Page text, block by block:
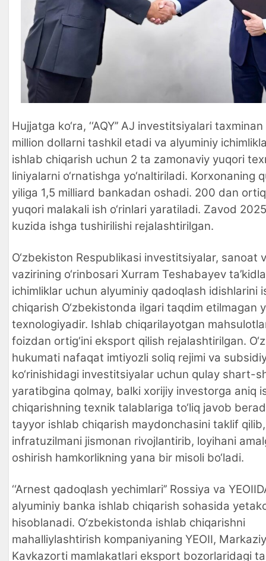
Hujjatga ko‘ra, ‘‘AQY’’ AJ investitsiyalari
million dollarni tashkil etadi va alyuminiy
ishlab chiqarish uchun 2 ta zamonaviy yuqori
liniyalarni o‘rnatishga yo‘naltiriladi. Korxonaning
yiliga 1,5 milliard bankadan oshadi. 200 dan
yuqori malakali ish o‘rinlari yaratiladi. Zavod
kuzida ishga tushirilishi rejalashtirilgan.
O‘zbekiston Respublikasi investitsiyalar, sanoat
vazirining o‘rinbosari Xurram Teshabayev
ichimliklar uchun alyuminiy qadoqlash idishlarini
chiqarish O‘zbekistonda ilgari taqdim etilmagan
texnologiyadir. Ishlab chiqarilayotgan
foizdan ortig‘ini eksport qilish rejalashtirilgan.
hukumati nafaqat imtiyozli soliq rejimi va
ko‘rinishidagi investitsiyalar uchun qulay shart-
yaratibgina qolmay, balki xorijiy investorga aniq
chiqarishning texnik talablariga to‘liq javob
tayyor ishlab chiqarish maydonchasini taklif qilib,
infratuzilmani jismonan rivojlantirib, loyihani
oshirish hamkorlikning yana bir misoli bo‘ladi.
‘‘Arnest qadoqlash yechimlari’’ Rossiya va
alyuminiy banka ishlab chiqarish sohasida
hisoblanadi. O‘zbekistonda ishlab chiqarishni
mahalliylashtirish kompaniyaning YEOII,
Kavkazorti mamlakatlari eksport bozorlaridagi